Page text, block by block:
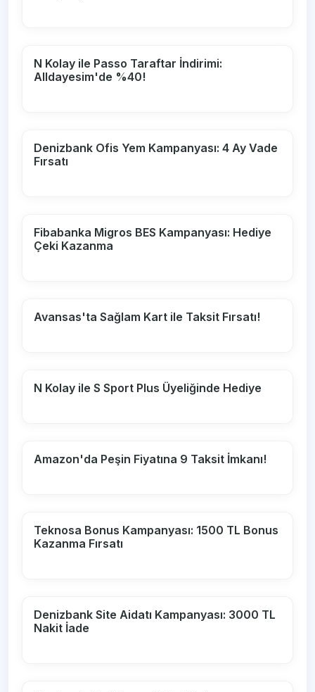
N Kolay ile Passo Taraftar İndirimi:
Alldayesim'de %40!
Denizbank Ofis Yem Kampanyası: 4 Ay Vade
Fırsatı
Fibabanka Migros BES Kampanyası: Hediye
Çeki Kazanma
Avansas'ta Sağlam Kart ile Taksit Fırsatı!
N Kolay ile S Sport Plus Üyeliğinde Hediye
Amazon'da Peşin Fiyatına 9 Taksit İmkanı!
Teknosa Bonus Kampanyası: 1500 TL Bonus
Kazanma Fırsatı
Denizbank Site Aidatı Kampanyası: 3000 TL
Nakit İade